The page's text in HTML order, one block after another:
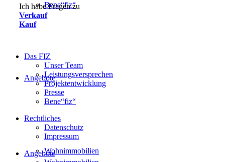
Bene“fiz“
Angebote
Wohnimmobilien
Ich habe Fragen zu
Verkauf
Kauf
Das FIZ
Unser Team
Leistungsversprechen
Projektentwicklung
Presse
Bene“fiz“
Rechtliches
Datenschutz
Impressum
Angebote